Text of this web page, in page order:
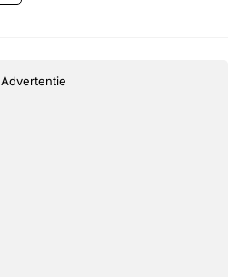
Advertentie